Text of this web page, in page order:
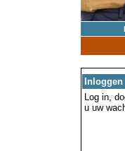
Inloggen
Log in,
u uw